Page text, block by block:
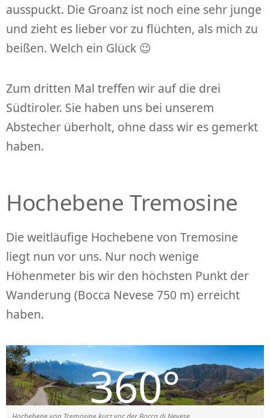
ausspuckt. Die Groanz ist noch eine sehr junge
und zieht es lieber vor zu flüchten, als mich zu
beißen. Welch ein Glück 😉
Zum dritten Mal treffen wir auf die drei
Südtiroler. Sie haben uns bei unserem
Abstecher überholt, ohne dass wir es gemerkt
haben.
Hochebene Tremosine
Die weitläufige Hochebene von Tremosine
liegt nun vor uns. Nur noch wenige
Höhenmeter bis wir den höchsten Punkt der
Wanderung (Bocca Nevese 750 m) erreicht
haben.